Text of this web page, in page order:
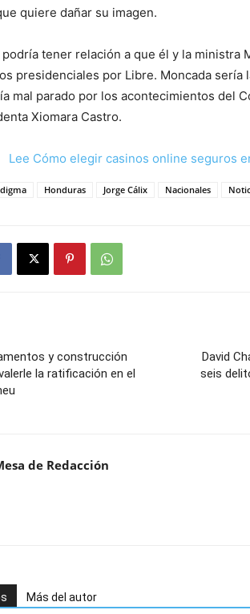
quiere dañar su imagen.
tener relación a que él y la ministra
presidenciales por Libre. Moncada sería
mal parado por los acontecimientos del
Xiomara Castro.
Lee Cómo elegir casinos online seguros
Honduras Jorge Cálix Nacionales
y construcción
la ratificación en el
David
seis
de Redacción
Más del autor